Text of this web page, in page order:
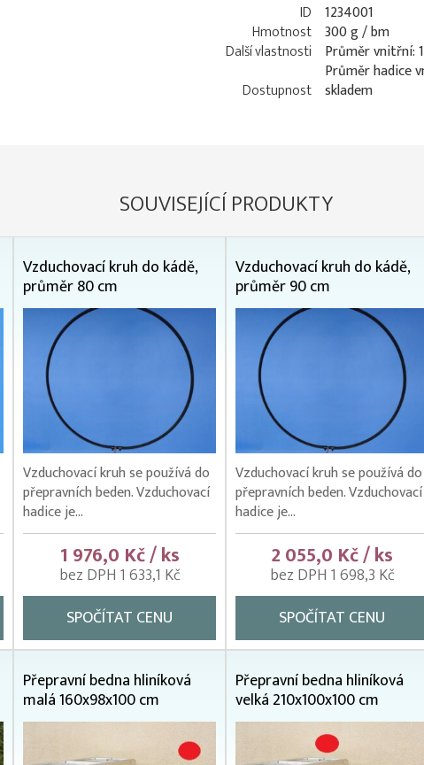
ID 1234001
Hmotnost 300 g / bm
Další vlastnosti
Průměr vnitřní:
Průměr hadice
Dostupnost skladem
SOUVISEJÍCÍ PRODUKTY
Vzduchovací kruh do kádě,
průměr 80 cm
Vzduchovací kruh se používá do
přepravních beden. Vzduchovací
hadice je...
1 976,0 Kč / ks
bez DPH 1 633,1 Kč
SPOČÍTAT CENU
Vzduchovací kruh do kádě,
průměr 90 cm
Vzduchovací kruh se používá do
přepravních beden. Vzduchovací
hadice je...
2 055,0 Kč / ks
bez DPH 1 698,3 Kč
SPOČÍTAT CENU
Přepravní bedna hliníková
malá 160x98x100 cm
Přepravní bedna hliníková
velká 210x100x100 cm